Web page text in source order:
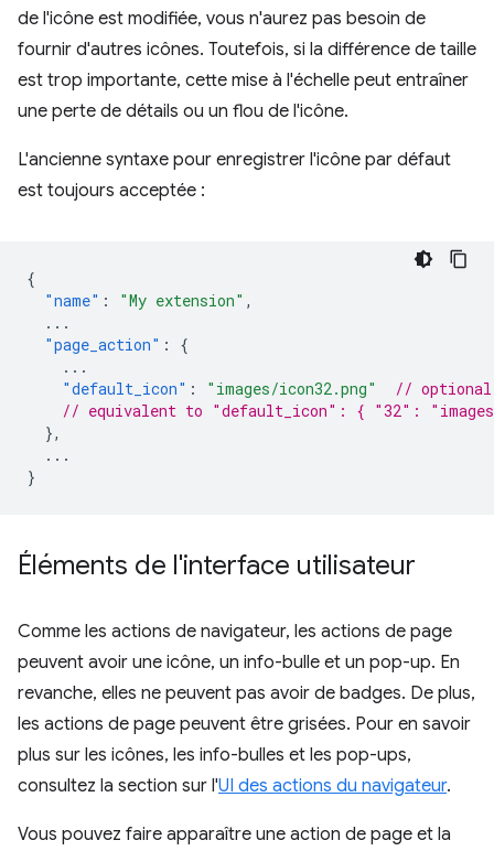
de l'icône est modifiée, vous n'aurez pas besoin de
fournir d'autres icônes. Toutefois, si la différence de taille
est trop importante, cette mise à l'échelle peut entraîner
une perte de détails ou un flou de l'icône.
L'ancienne syntaxe pour enregistrer l'icône par défaut
est toujours acceptée :
{
"name" : "My extension" ,
...
"page_action" :
{
...
"default_icon" : "images/icon32.png"
// optional
// equivalent to "default_icon": { "32":
},
...
}
Éléments de l'interface utilisateur
Comme les actions de navigateur, les actions de page
peuvent avoir une icône, un info-bulle et un pop-up. En
revanche, elles ne peuvent pas avoir de badges. De plus,
les actions de page peuvent être grisées. Pour en savoir
plus sur les icônes, les info-bulles et les pop-ups,
consultez la section sur l'UI des actions du navigateur.
Vous pouvez faire apparaître une action de page et la